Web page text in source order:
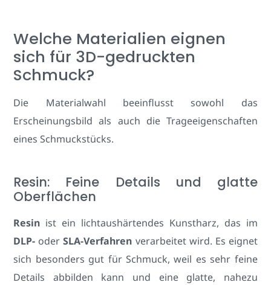
Welche Materialien eignen
sich für 3D-gedruckten
Schmuck?
Die Materialwahl beeinflusst sowohl das
Erscheinungsbild als auch die Trageeigenschaften
eines Schmuckstücks.
Resin: Feine Details und glatte
Oberflächen
Resin ist ein lichtaushärtendes Kunstharz, das im
DLP- oderSLA-Verfahren verarbeitet wird. Es eignet
sich besonders gut für Schmuck, weil es sehr feine
Details abbilden kann und eine glatte, nahezu